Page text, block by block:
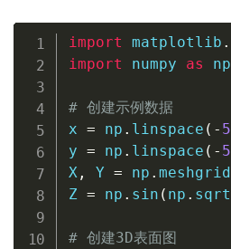
import matplotlib .
import numpy as np
# 创建示例数据
x = np . linspace ( - 5
y = np . linspace ( - 5
X , Y = np . meshgrid
Z = np . sin ( np . sqrt
# 创建3D表面图